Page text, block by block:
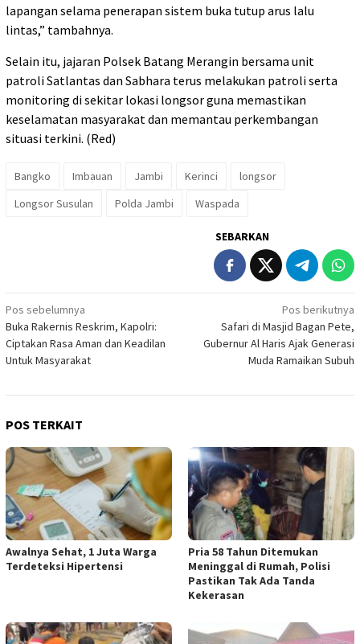
lapangan selama penerapan sistem buka tutup arus lalu
lintas,” tambahnya.
Selain itu, jajaran Polsek Batang Merangin bersama unit
patroli Satlantas dan Sabhara terus melakukan patroli serta
monitoring di sekitar lokasi longsor guna memastikan
keselamatan masyarakat dan memantau perkembangan
situasi terkini. (Red)
Bangko Imbauan Jambi Kerinci
longsor
Longsor Susulan
Polda Jambi Waspada
SEBARKAN
Navigasi
pos
Pos sebelumnya
Buka Rakernis Reskrim, Kapolri:
Ciptakan Rasa Aman dan Keadilan
Untuk Masyarakat
Pos berikutnya
Safari di Masjid Bagan Pete,
Gubernur Al Haris Ajak Generasi
Muda Ramaikan Subuh
POS TERKAIT
Awalnya Sehat, 1 Juta Warga
Terdeteksi Hipertensi
Pria 58 Tahun Ditemukan
Meninggal di Rumah, Polisi
Pastikan Tak Ada Tanda
Kekerasan